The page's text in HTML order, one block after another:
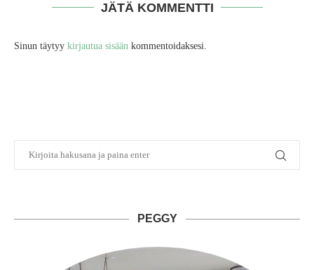
JÄTÄ KOMMENTTI
Sinun täytyy kirjautua sisään kommentoidaksesi.
PEGGY